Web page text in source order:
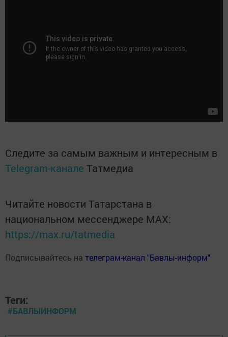
Следите за самым важным и интересным в
Telegram-канале Татмедиа
Читайте новости Татарстана в
национальном мессенджере MАХ:
https://max.ru/tatmedia
Подписывайтесь на телеграм-канал "Бавлы-информ"
Теги:
#БАВЛЫИНФОРМ